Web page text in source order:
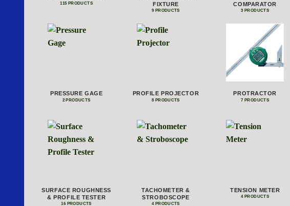
115 PRODUCTS
FIXTURE
9 PRODUCTS
COMPARATOR
3 PRODUCTS
PRESSURE GAGE
2 PRODUCTS
PROFILE PROJECTOR
8 PRODUCTS
PROTRACTOR
7 PRODUCTS
SURFACE ROUGHNESS
& PROFILE TESTER
16 PRODUCTS
TACHOMETER &
STROBOSCOPE
4 PRODUCTS
TENSION METER
4 PRODUCTS